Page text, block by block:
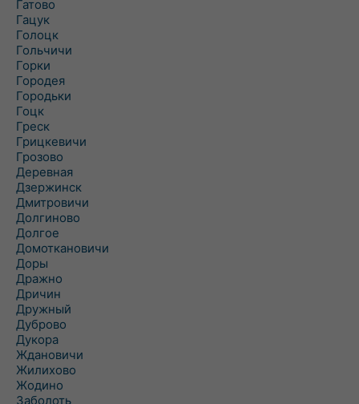
Гатово
Гацук
Голоцк
Гольчичи
Горки
Городея
Городьки
Гоцк
Греск
Грицкевичи
Грозово
Деревная
Дзержинск
Дмитровичи
Долгиново
Долгое
Домоткановичи
Доры
Дражно
Дричин
Дружный
Дуброво
Дукора
Ждановичи
Жилихово
Жодино
Заболоть